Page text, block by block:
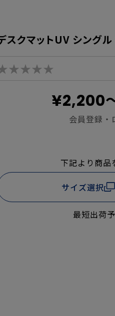
スクマットUV シングル
¥2,200
会員登録・
下記より商品
サイズ選択
最短出荷